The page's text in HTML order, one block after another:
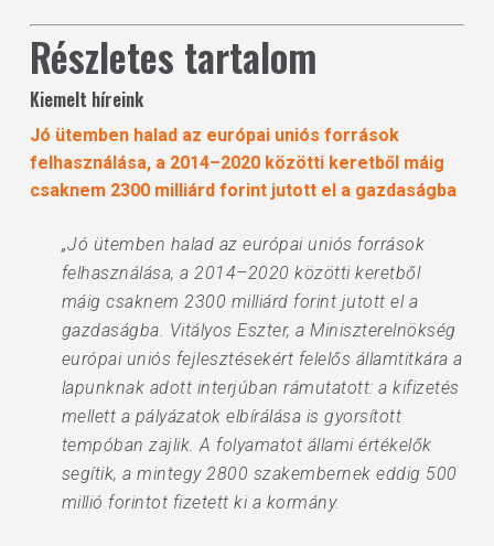
Részletes tartalom
Kiemelt híreink
Jó ütemben halad az európai uniós források
felhasználása, a 2014–2020 közötti keretből máig
csaknem 2300 milliárd forint jutott el a gazdaságba
„Jó ütemben halad az európai uniós források
felhasználása, a 2014–2020 közötti keretből
máig csaknem 2300 milliárd forint jutott el a
gazdaságba. Vitályos Eszter, a Miniszterelnökség
európai uniós fejlesztésekért felelős államtitkára a
lapunknak adott interjúban rámutatott: a kifizetés
mellett a pályázatok elbírálása is gyorsított
tempóban zajlik. A folyamatot állami értékelők
segítik, a mintegy 2800 szakembernek eddig 500
millió forintot fizetett ki a kormány.